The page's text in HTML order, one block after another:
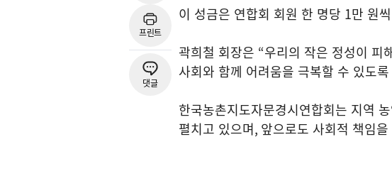
프린트
댓글
이 성금은 연합회 회원 한 명당 1만 원
곽희철 회장은 “우리의 작은 정성이 피
사회와 함께 어려움을 극복할 수 있도
한국농촌지도자문경시연합회는 지역
펼치고 있으며, 앞으로도 사회적 책임